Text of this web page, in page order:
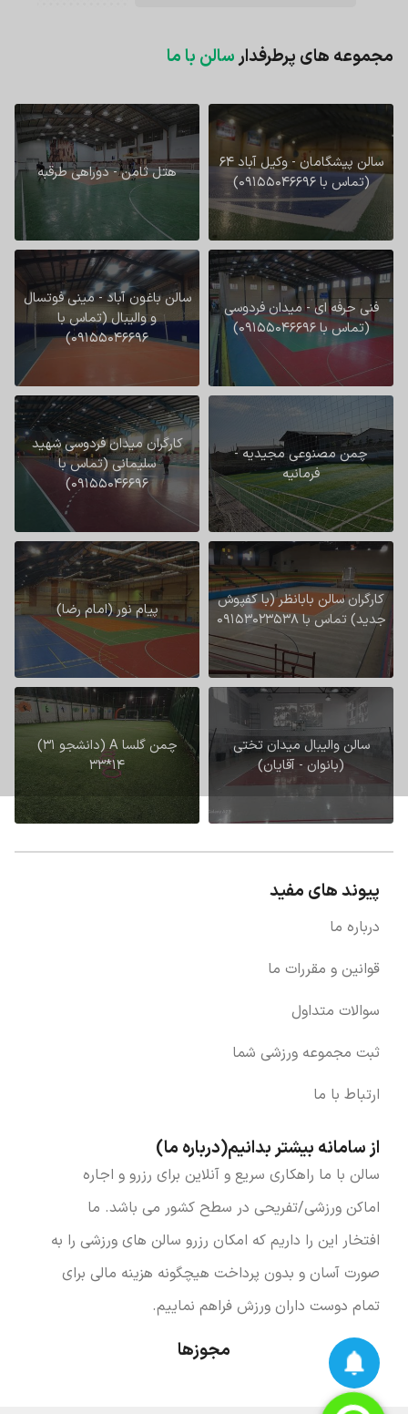
مجموعه های پرطرفدارسالن با ما
سالن پیشگامان - وکیل آباد 64
(تماس با 09155046696)
هتل ثامن - دوراهی طرقبه
فنی حرفه ای - میدان فردوسی
(تماس با 09155046696)
سالن باغون آباد - مینی فوتسال
و والیبال (تماس با
09155046696)
چمن مصنوعی مجیدیه -
فرمانیه
کارگران میدان فردوسی شهید
سلیمانی (تماس با
09155046696)
کارگران سالن بابانظر (با کفپوش
جدید) تماس با 09153023538
پیام نور (امام رضا)
سالن والیبال میدان تختی
(بانوان - آقایان)
چمن گلسا A (دانشجو 31)
14*33
پیوند های مفید
درباره ما
قوانین و مقررات ما
سوالات متداول
ثبت مجموعه ورزشی شما
ارتباط با ما
از سامانه بیشتر بدانیم(درباره ما)
سالن با ما راهکاری سریع و آنلاین برای رزرو و اجاره
اماکن ورزشی/تفریحی در سطح کشور می باشد. ما
افتخار این را داریم که امکان رزرو سالن های ورزشی را به
صورت آسان و بدون پرداخت هیچگونه هزینه مالی برای
تمام دوست داران ورزش فراهم نماییم.
مجوزها